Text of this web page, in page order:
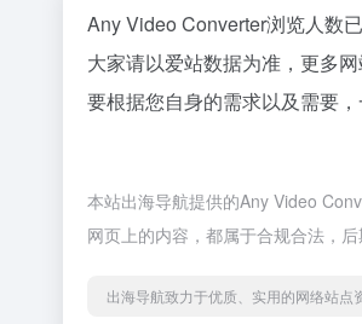
Any Video Converter浏览人数
大家请以爱站数据为准，更多
要根据您自身的需求以及需要
本站出海导航提供的Any Video
网页上的内容，都属于合规合法，
出海导航致力于优质、实用的网络站点